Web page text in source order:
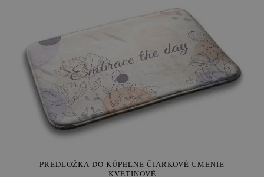
PREDLOŽKA DO KÚPEĽNE ČIARKOVÉ UMENIE
KVETINOVÉ